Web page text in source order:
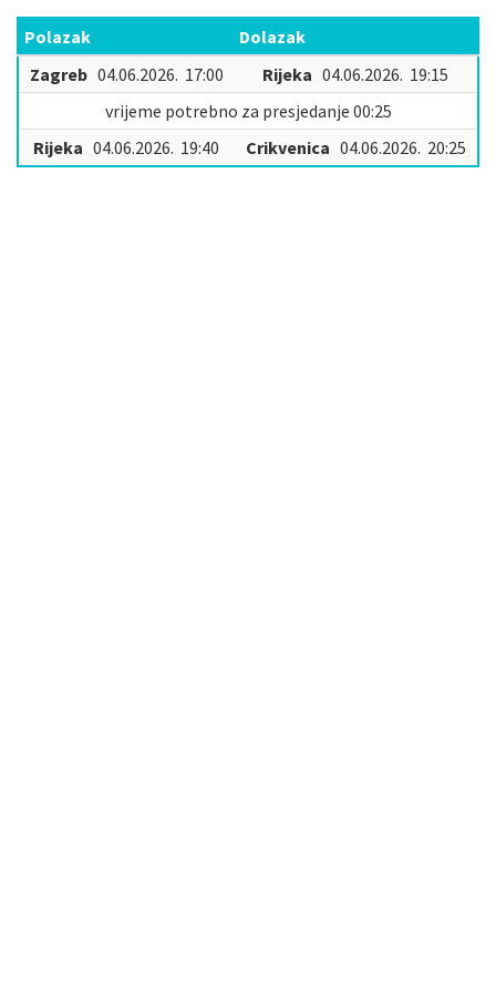
Polazak
Dolazak
Zagreb 04.06.2026. 17:00 Rijeka 04.06.2026. 19:15
vrijeme potrebno za presjedanje 00:25
Rijeka 04.06.2026. 19:40 Crikvenica 04.06.2026. 20:25